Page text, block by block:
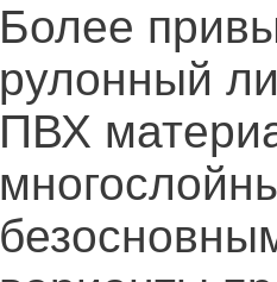
Более
рулонный
ПВХ